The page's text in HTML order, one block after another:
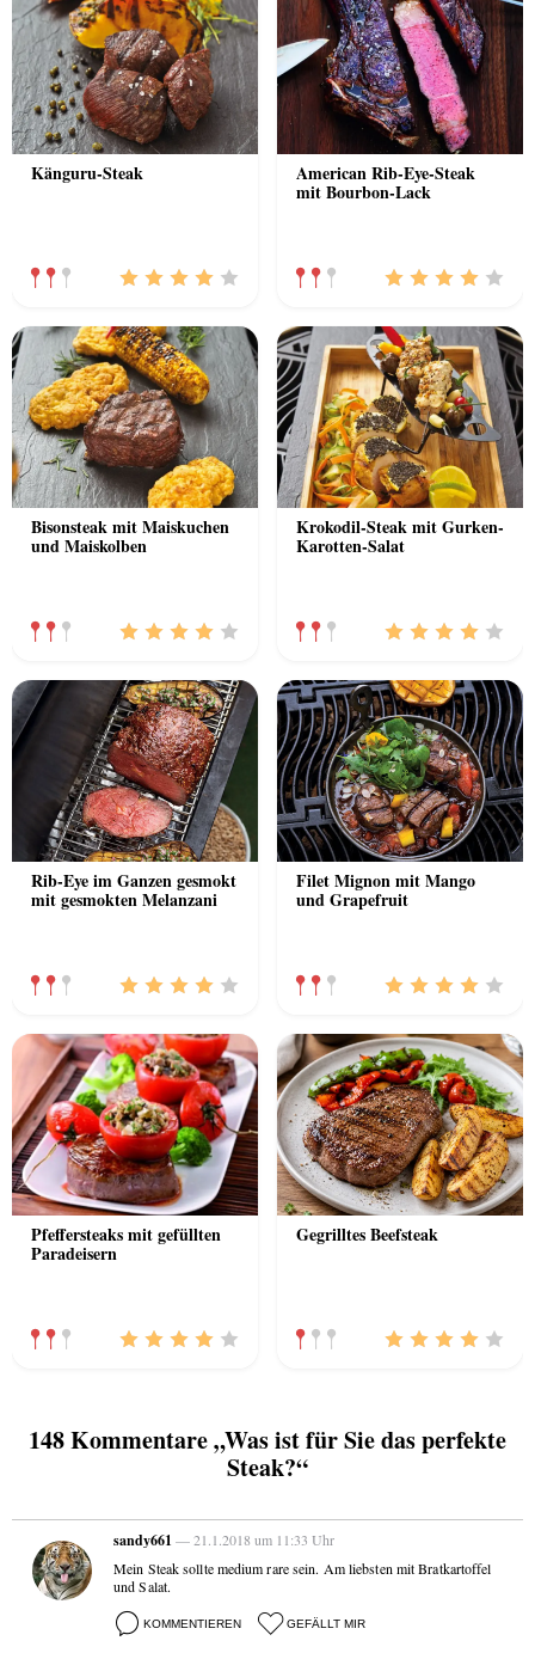
Känguru-Steak American Rib-Eye-Steak
mit Bourbon-Lack
Bisonsteak mit Maiskuchen
und Maiskolben
Krokodil-Steak mit Gurken-
Karotten-Salat
Rib-Eye im Ganzen gesmokt
mit gesmokten Melanzani
Filet Mignon mit Mango
und Grapefruit
Pfeffersteaks mit gefüllten
Paradeisern
Gegrilltes Beefsteak
148 Kommentare „Was ist für Sie das perfekte
Steak?“
sandy661 — 21.1.2018 um 11:33 Uhr
Mein Steak sollte medium rare sein. Am liebsten mit Bratkartoffel
und Salat.
KOMMENTIEREN GEFÄLLT MIR